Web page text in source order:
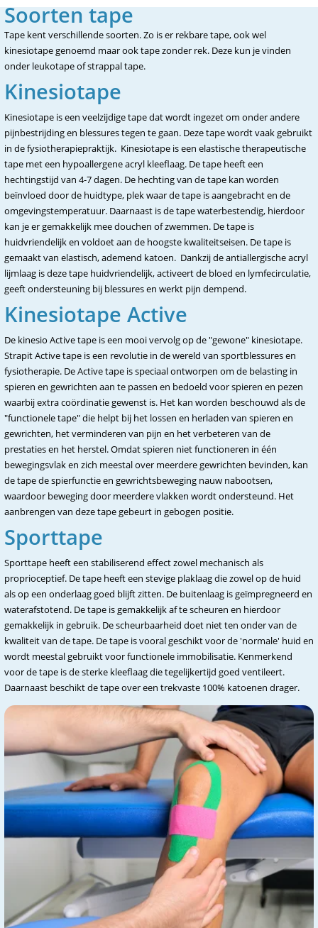
Soorten tape
Tape kent verschillende soorten. Zo is er rekbare tape, ook wel
kinesiotape genoemd maar ook tape zonder rek. Deze kun je vinden
onder leukotape of strappal tape.
Kinesiotape
Kinesiotape is een veelzijdige tape dat wordt ingezet om onder andere
pijnbestrijding en blessures tegen te gaan. Deze tape wordt vaak gebruikt
in de fysiotherapiepraktijk. Kinesiotape is een elastische therapeutische
tape met een hypoallergene acryl kleeflaag. De tape heeft een
hechtingstijd van 4-7 dagen. De hechting van de tape kan worden
beïnvloed door de huidtype, plek waar de tape is aangebracht en de
omgevingstemperatuur. Daarnaast is de tape waterbestendig, hierdoor
kan je er gemakkelijk mee douchen of zwemmen. De tape is
huidvriendelijk en voldoet aan de hoogste kwaliteitseisen. De tape is
gemaakt van elastisch, ademend katoen. Dankzij de antiallergische acryl
lijmlaag is deze tape huidvriendelijk, activeert de bloed en lymfecirculatie,
geeft ondersteuning bij blessures en werkt pijn dempend.
Kinesiotape Active
De kinesio Active tape is een mooi vervolg op de "gewone" kinesiotape.
Strapit Active tape is een revolutie in de wereld van sportblessures en
fysiotherapie. De Active tape is speciaal ontworpen om de belasting in
spieren en gewrichten aan te passen en bedoeld voor spieren en pezen
waarbij extra coördinatie gewenst is. Het kan worden beschouwd als de
"functionele tape" die helpt bij het lossen en herladen van spieren en
gewrichten, het verminderen van pijn en het verbeteren van de
prestaties en het herstel. Omdat spieren niet functioneren in één
bewegingsvlak en zich meestal over meerdere gewrichten bevinden, kan
de tape de spierfunctie en gewrichtsbeweging nauw nabootsen,
waardoor beweging door meerdere vlakken wordt ondersteund. Het
aanbrengen van deze tape gebeurt in gebogen positie.
Sporttape
Sporttape heeft een stabiliserend effect zowel mechanisch als
proprioceptief. De tape heeft een stevige plaklaag die zowel op de huid
als op een onderlaag goed blijft zitten. De buitenlaag is geïmpregneerd en
waterafstotend. De tape is gemakkelijk af te scheuren en hierdoor
gemakkelijk in gebruik. De scheurbaarheid doet niet ten onder van de
kwaliteit van de tape. De tape is vooral geschikt voor de 'normale' huid en
wordt meestal gebruikt voor functionele immobilisatie. Kenmerkend
voor de tape is de sterke kleeflaag die tegelijkertijd goed ventileert.
Daarnaast beschikt de tape over een trekvaste 100% katoenen drager.